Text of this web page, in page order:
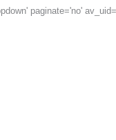
paginate='no'